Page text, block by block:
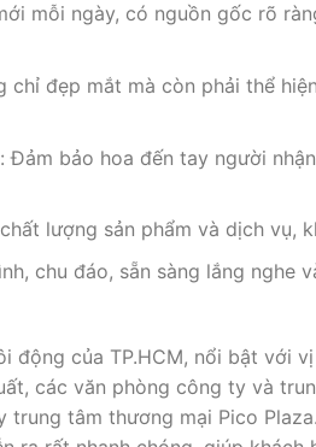
mỗi ngày, có nguồn gốc rõ
chỉ đẹp mắt mà còn phải thể
Đảm bảo hoa đến tay người
lượng sản phẩm và dịch vụ,
chu đáo, sẵn sàng lắng nghe
động của TP.HCM, nổi bật với
các văn phòng công ty và
trung tâm thương mại Pico